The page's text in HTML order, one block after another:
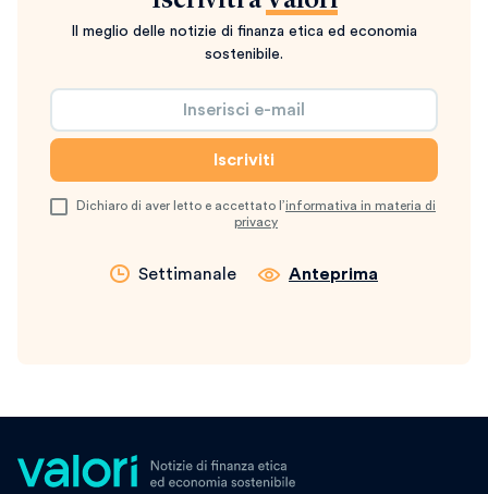
Il meglio delle notizie di finanza etica ed economia
sostenibile.
Dichiaro di aver letto e accettato l’informativa in materia di
privacy
Settimanale Anteprima